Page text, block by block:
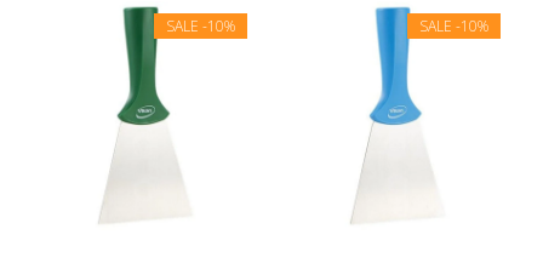
SALE -10% SALE -10%